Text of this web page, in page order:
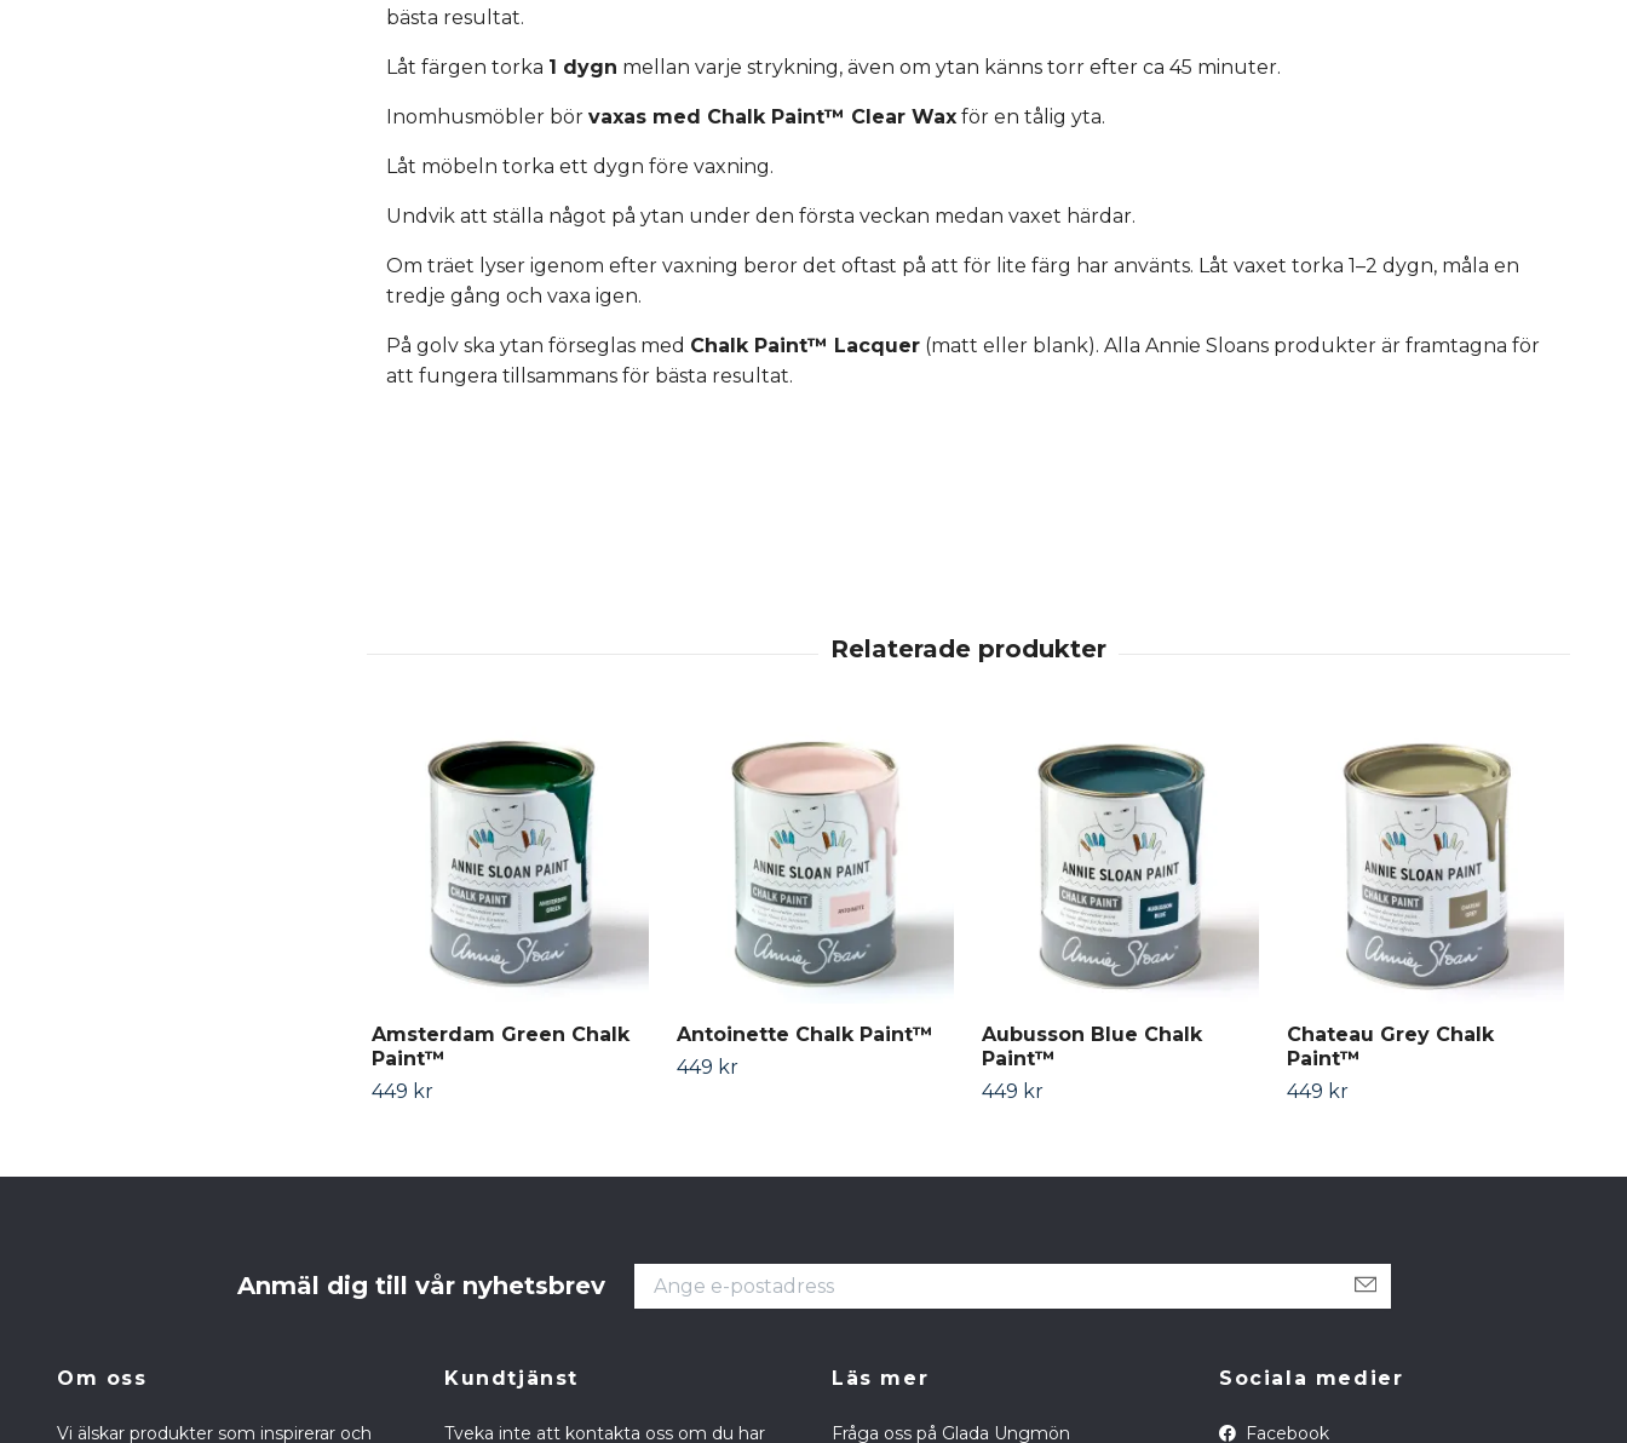
bästa resultat.
Låt färgen torka 1 dygn mellan varje strykning, även om ytan känns torr efter ca 45 minuter.
Inomhusmöbler bör vaxas med Chalk Paint™ Clear Wax för en tålig yta.
Låt möbeln torka ett dygn före vaxning.
Undvik att ställa något på ytan under den första veckan medan vaxet härdar.
Om träet lyser igenom efter vaxning beror det oftast på att för lite färg har använts. Låt vaxet torka 1–2 dygn, måla en
tredje gång och vaxa igen.
På golv ska ytan förseglas med Chalk Paint™ Lacquer (matt eller blank). Alla Annie Sloans produkter är framtagna för
att fungera tillsammans för bästa resultat.
Amsterdam Green Chalk
Paint™
449 kr
Antoinette Chalk Paint™
449 kr
Aubusson Blue Chalk
Paint™
449 kr
Chateau Grey Chalk
Paint™
449 kr
Anmäl dig till vår nyhetsbrev
Om oss
Vi älskar produkter som inspirerar och
Kundtjänst
Tveka inte att kontakta oss om du har
Läs mer
Fråga oss på Glada Ungmön
Sociala medier
Facebook